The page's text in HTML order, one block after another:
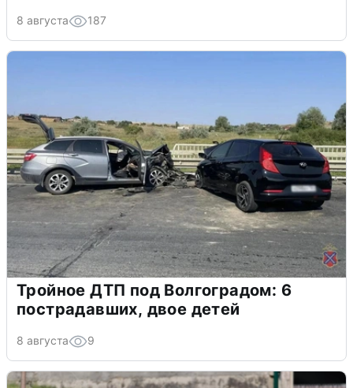
8 августа 187
Тройное ДТП под Волгоградом: 6
пострадавших, двое детей
8 августа 9